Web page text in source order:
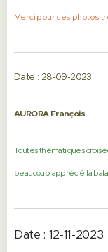
Merci pour ces photos
Date : 28-09-2023
AURORA François
Toutes thématiques
beaucoup apprécié la
Date : 12-11-2023